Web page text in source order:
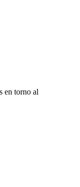
en torno al